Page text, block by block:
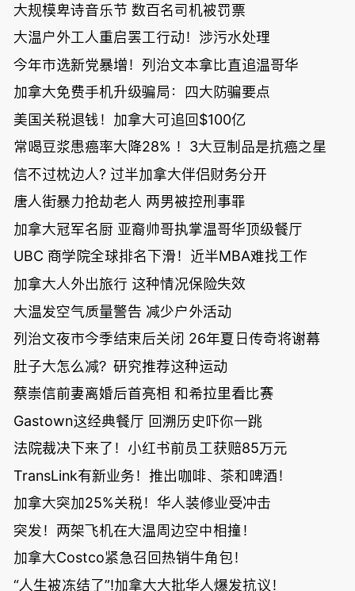
大规模卑诗音乐节 数百名司机被罚票
大温户外工人重启罢工行动！涉污水处理
今年市选新党暴增！列治文本拿比直追温哥华
加拿大免费手机升级骗局：四大防骗要点
美国关税退钱！加拿大可追回$100亿
常喝豆浆患癌率大降28% ！3大豆制品是抗癌之星
信不过枕边人? 过半加拿大伴侣财务分开
唐人街暴力抢劫老人 两男被控刑事罪
加拿大冠军名厨 亚裔帅哥执掌温哥华顶级餐厅
UBC 商学院全球排名下滑！近半MBA难找工作
加拿大人外出旅行 这种情况保险失效
大温发空气质量警告 减少户外活动
列治文夜市今季结束后关闭 26年夏日传奇将谢幕
肚子大怎么减？研究推荐这种运动
蔡崇信前妻离婚后首亮相 和希拉里看比赛
Gastown这经典餐厅 回溯历史吓你一跳
法院裁决下来了！小红书前员工获赔85万元
TransLink有新业务！推出咖啡、茶和啤酒！
加拿大突加25%关税！华人装修业受冲击
突发！两架飞机在大温周边空中相撞！
加拿大Costco紧急召回热销牛角包！
“人生被冻结了”!加拿大大批华人爆发抗议！